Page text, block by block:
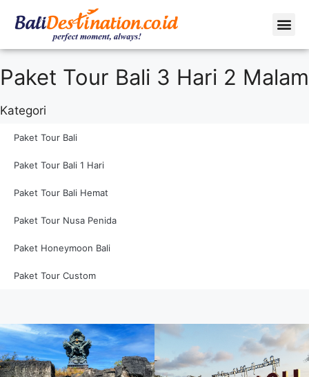
Paket Tour Bali 3 Hari 2 Malam
Kategori
Paket Tour Bali
Paket Tour Bali 1 Hari
Paket Tour Bali Hemat
Paket Tour Nusa Penida
Paket Honeymoon Bali
Paket Tour Custom